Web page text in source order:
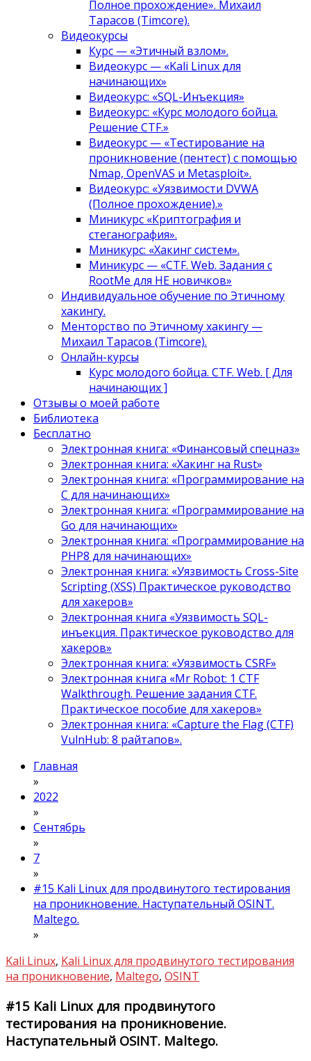
Полное прохождение». Михаил
Тарасов (Timcore).
Видеокурсы
Курс — «Этичный взлом».
Видеокурс — «Kali Linux для
начинающих»
Видеокурс: «SQL-Инъекция»
Видеокурс: «Курс молодого бойца.
Решение CTF.»
Видеокурс — «Тестирование на
проникновение (пентест) с помощью
Nmap, OpenVAS и Metasploit».
Видеокурс: «Уязвимости DVWA
(Полное прохождение).»
Миникурс «Криптография и
стеганография».
Миникурс: «Хакинг систем».
Миникурс — «CTF. Web. Задания с
RootMe для НЕ новичков»
Индивидуальное обучение по Этичному
хакингу.
Менторство по Этичному хакингу —
Михаил Тарасов (Timcore).
Онлайн-курсы
Курс молодого бойца. CTF. Web. [ Для
начинающих ]
Отзывы о моей работе
Библиотека
Бесплатно
Электронная книга: «Финансовый спецназ»
Электронная книга: «Хакинг на Rust»
Электронная книга: «Программирование на
C для начинающих»
Электронная книга: «Программирование на
Go для начинающих»
Электронная книга: «Программирование на
PHP8 для начинающих»
Электронная книга: «Уязвимость Cross-Site
Scripting (XSS) Практическое руководство
для хакеров»
Электронная книга «Уязвимость SQL-
инъекция. Практическое руководство для
хакеров»
Электронная книга: «Уязвимость CSRF»
Электронная книга «Mr Robot: 1 CTF
Walkthrough. Решение задания CTF.
Практическое пособие для хакеров»
Электронная книга: «Capture the Flag (CTF)
VulnHub: 8 райтапов».
Главная
»
2022
»
Сентябрь
»
7
»
#15 Kali Linux для продвинутого тестирования
на проникновение. Наступательный OSINT.
Maltego.
»
Kali Linux, Kali Linux для продвинутого тестирования
на проникновение, Maltego, OSINT
#15 Kali Linux для продвинутого
тестирования на проникновение.
Наступательный OSINT. Maltego.